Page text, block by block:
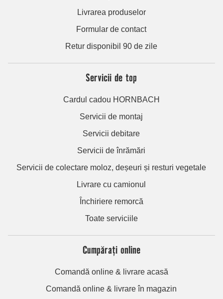
Livrarea produselor
Formular de contact
Retur disponibil 90 de zile
Servicii de top
Cardul cadou HORNBACH
Servicii de montaj
Servicii debitare
Servicii de înrămări
Servicii de colectare moloz, deșeuri și resturi vegetale
Livrare cu camionul
Închiriere remorcă
Toate serviciile
Cumpărați online
Comandă online & livrare acasă
Comandă online & livrare în magazin